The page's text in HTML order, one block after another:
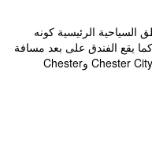
السياحية الرئيسية كونه
يقع الفندق على بعد مسافة
قريبة مشياً من Chester City Walls، Grosvenor Park وChester